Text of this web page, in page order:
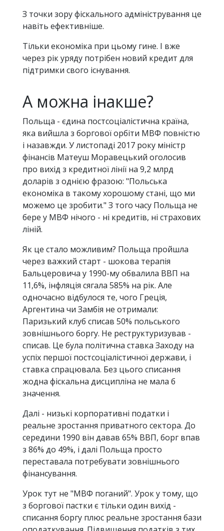
З точки зору фіскального адміністрування це
навіть ефективніше.
Тільки економіка при цьому гине. І вже
через рік уряду потрібен новий кредит для
підтримки свого існування.
А можна інакше?
Польща - єдина постсоціалістична країна,
яка вийшла з боргової орбіти МВФ повністю
і назавжди. У листопаді 2017 року міністр
фінансів Матеуш Моравецький оголосив
про вихід з кредитної лінії на 9,2 млрд
доларів з однією фразою: "Польська
економіка в такому хорошому стані, що ми
можемо це зробити." З того часу Польща не
бере у МВФ нічого - ні кредитів, ні страхових
ліній.
Як це стало можливим? Польща пройшла
через важкий старт - шокова терапія
Бальцеровича у 1990-му обвалила ВВП на
11,6%, інфляція сягала 585% на рік. Але
одночасно відбулося те, чого Греція,
Аргентина чи Замбія не отримали:
Паризький клуб списав 50% польського
зовнішнього боргу. Не реструктуризував -
списав. Це була політична ставка Заходу на
успіх першої постсоціалістичної держави, і
ставка спрацювала. Без цього списання
жодна фіскальна дисципліна не мала б
значення.
Далі - низькі корпоративні податки і
реальне зростання приватного сектора. До
середини 1990 він давав 65% ВВП, борг впав
з 86% до 49%, і далі Польща просто
переставала потребувати зовнішнього
фінансування.
Урок тут не "МВФ поганий". Урок у тому, що
з боргової пастки є тільки один вихід -
списання боргу плюс реальне зростання бази